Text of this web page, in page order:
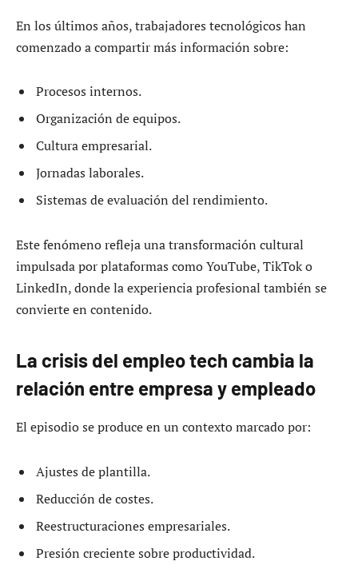
En los últimos años, trabajadores tecnológicos han
comenzado a compartir más información sobre:
Procesos internos.
Organización de equipos.
Cultura empresarial.
Jornadas laborales.
Sistemas de evaluación del rendimiento.
Este fenómeno refleja una transformación cultural
impulsada por plataformas como YouTube, TikTok o
LinkedIn, donde la experiencia profesional también se
convierte en contenido.
La crisis del empleo tech cambia la
relación entre empresa y empleado
El episodio se produce en un contexto marcado por:
Ajustes de plantilla.
Reducción de costes.
Reestructuraciones empresariales.
Presión creciente sobre productividad.